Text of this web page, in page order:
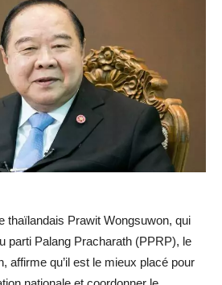
thaïlandais Prawit Wongsuwon, qui
parti Palang Pracharath (PPRP), le
affirme qu’il est le mieux placé pour